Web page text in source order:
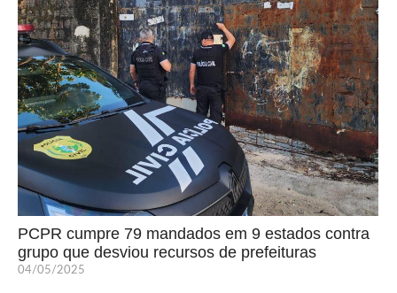
PCPR cumpre 79 mandados em 9 estados contra
grupo que desviou recursos de prefeituras
04/05/2025